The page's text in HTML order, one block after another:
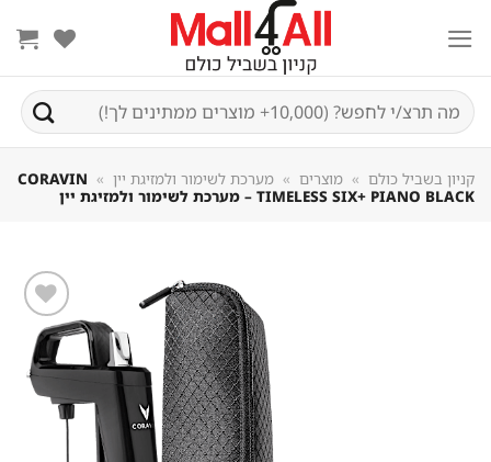
חיפוש
עבור:
קניון בשביל כולם » מוצרים » מערכת לשימור ולמזיגת יין »
CORAVIN
TIMELESS SIX+ PIANO BLACK – מערכת לשימור ולמזיגת יין
שמור
מוצר
במועדפים